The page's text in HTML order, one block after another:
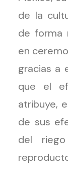
de la
de forma
en
gracias a
que el
atribuye,
de sus
del